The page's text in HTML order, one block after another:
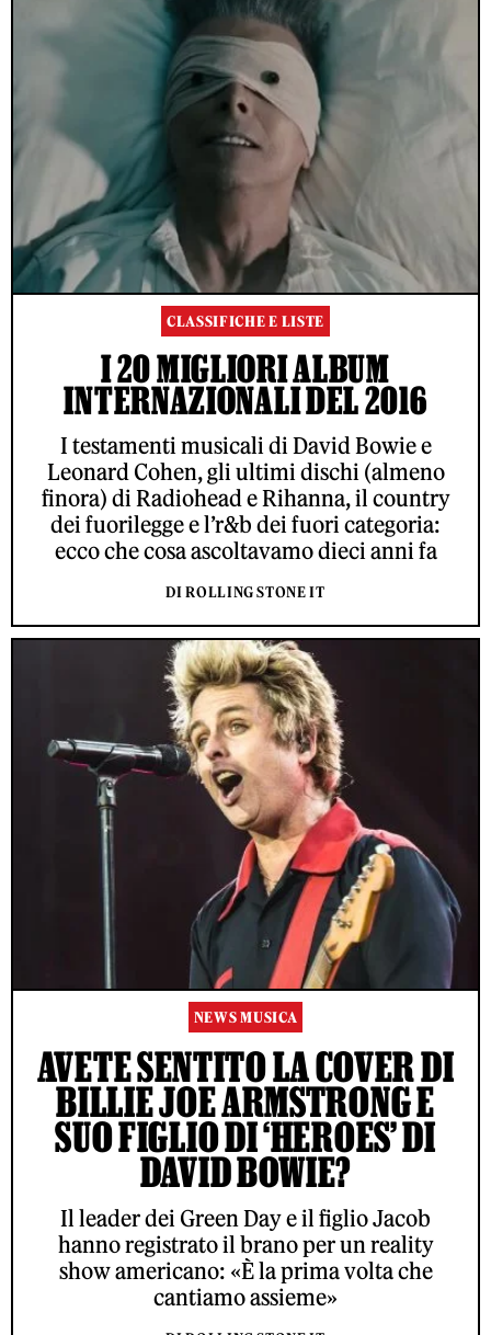
CLASSIFICHE E LISTE
I 20 MIGLIORI ALBUM
INTERNAZIONALI DEL 2016
I testamenti musicali di David Bowie e
Leonard Cohen, gli ultimi dischi (almeno
finora) di Radiohead e Rihanna, il country
dei fuorilegge e l’r&b dei fuori categoria:
ecco che cosa ascoltavamo dieci anni fa
DI ROLLING STONE IT
NEWS MUSICA
AVETE SENTITO LA COVER DI
BILLIE JOE ARMSTRONG E
SUO FIGLIO DI ‘HEROES’ DI
DAVID BOWIE?
Il leader dei Green Day e il figlio Jacob
hanno registrato il brano per un reality
show americano: «È la prima volta che
cantiamo assieme»